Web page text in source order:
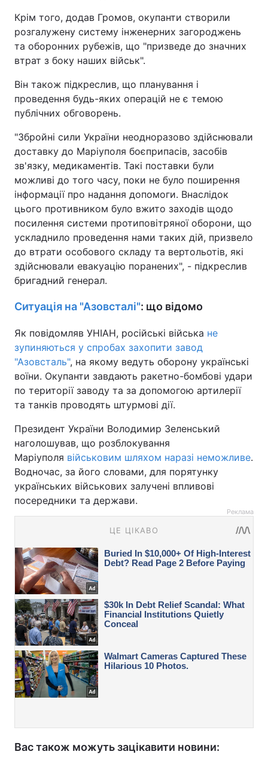
Крім того, додав Громов, окупанти створили
розгалужену систему інженерних загороджень
та оборонних рубежів, що "призведе до значних
втрат з боку наших військ".
Він також підкреслив, що планування і
проведення будь-яких операцій не є темою
публічних обговорень.
"Збройні сили України неодноразово здійснювали
доставку до Маріуполя боєприпасів, засобів
зв'язку, медикаментів. Такі поставки були
можливі до того часу, поки не було поширення
інформації про надання допомоги. Внаслідок
цього противником було вжито заходів щодо
посилення системи протиповітряної оборони, що
ускладнило проведення нами таких дій, призвело
до втрати особового складу та вертольотів, які
здійснювали евакуацію поранених", - підкреслив
бригадний генерал.
Ситуація на "Азовсталі": що відомо
Як повідомляв УНІАН, російські війська не
зупиняються у спробах захопити завод
"Азовсталь", на якому ведуть оборону українські
воїни. Окупанти завдають ракетно-бомбові удари
по території заводу та за допомогою артилерії
та танків проводять штурмові дії.
Президент України Володимир Зеленський
наголошував, що розблокування
Маріуполя військовим шляхом наразі неможливе.
Водночас, за його словами, для порятунку
українських військових залучені впливові
посередники та держави.
Реклама
Вас також можуть зацікавити новини: